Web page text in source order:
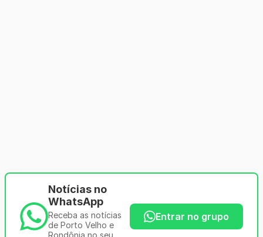
Notícias no
WhatsApp
Receba as notícias
de Porto Velho e
Entrar no grupo